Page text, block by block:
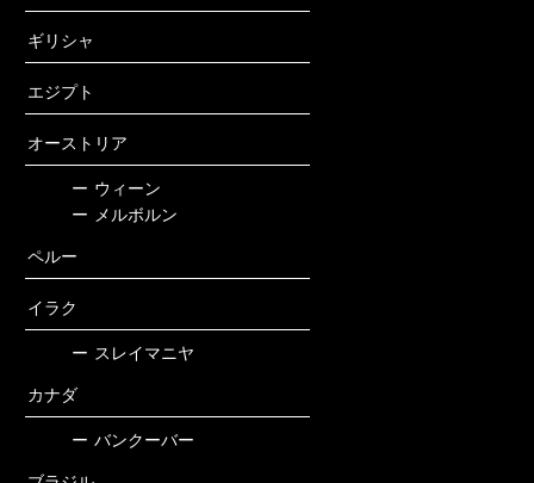
ギリシャ
エジプト
オーストリア
ー ウィーン
ー
メルボルン
ペルー
イラク
ー スレイマニヤ
カナダ
ー バンクーバー